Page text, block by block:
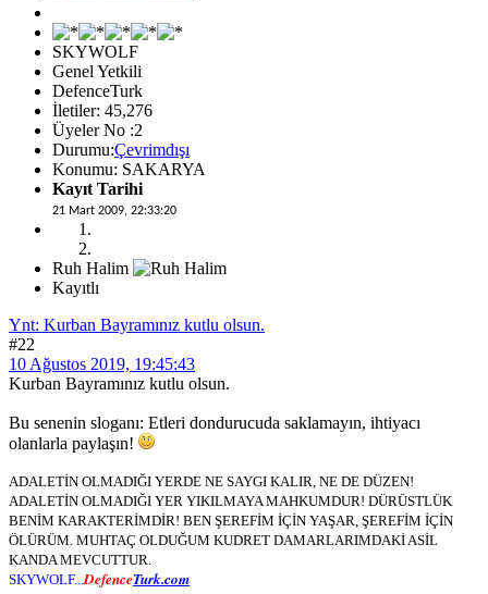
SKYWOLF
Genel Yetkili
DefenceTurk
İletiler: 45,276
Üyeler No :2
Durumu:Çevrimdışı
Konumu: SAKARYA
Kayıt Tarihi
21 Mart 2009, 22:33:20
Ruh Halim
Kayıtlı
Ynt: Kurban Bayramınız kutlu olsun.
#22
10 Ağustos 2019, 19:45:43
Kurban Bayramınız kutlu olsun.
Bu senenin sloganı: Etleri dondurucuda saklamayın, ihtiyacı
olanlarla paylaşın!
ADALETİN OLMADIĞI YERDE NE SAYGI KALIR, NE DE DÜZEN!
ADALETİN OLMADIĞI YER YIKILMAYA MAHKUMDUR! DÜRÜSTLÜK
BENİM KARAKTERİMDİR! BEN ŞEREFİM İÇİN YAŞAR, ŞEREFİM İÇİN
ÖLÜRÜM. MUHTAÇ OLDUĞUM KUDRET DAMARLARIMDAKİ ASİL
KANDA MEVCUTTUR.
SKYWOLF... DefenceTurk.com